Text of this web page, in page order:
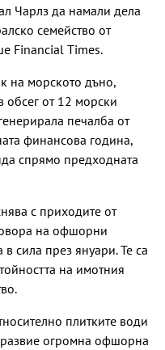
Чарлз да намали дела
семейство от
Financial Times.
на морското дъно,
от 12 морски
печалба от
финансова година,
спрямо предходната
с приходите от
на офшорни
сила през януари. Те са
на имотния
плитките води
огромна офшорна